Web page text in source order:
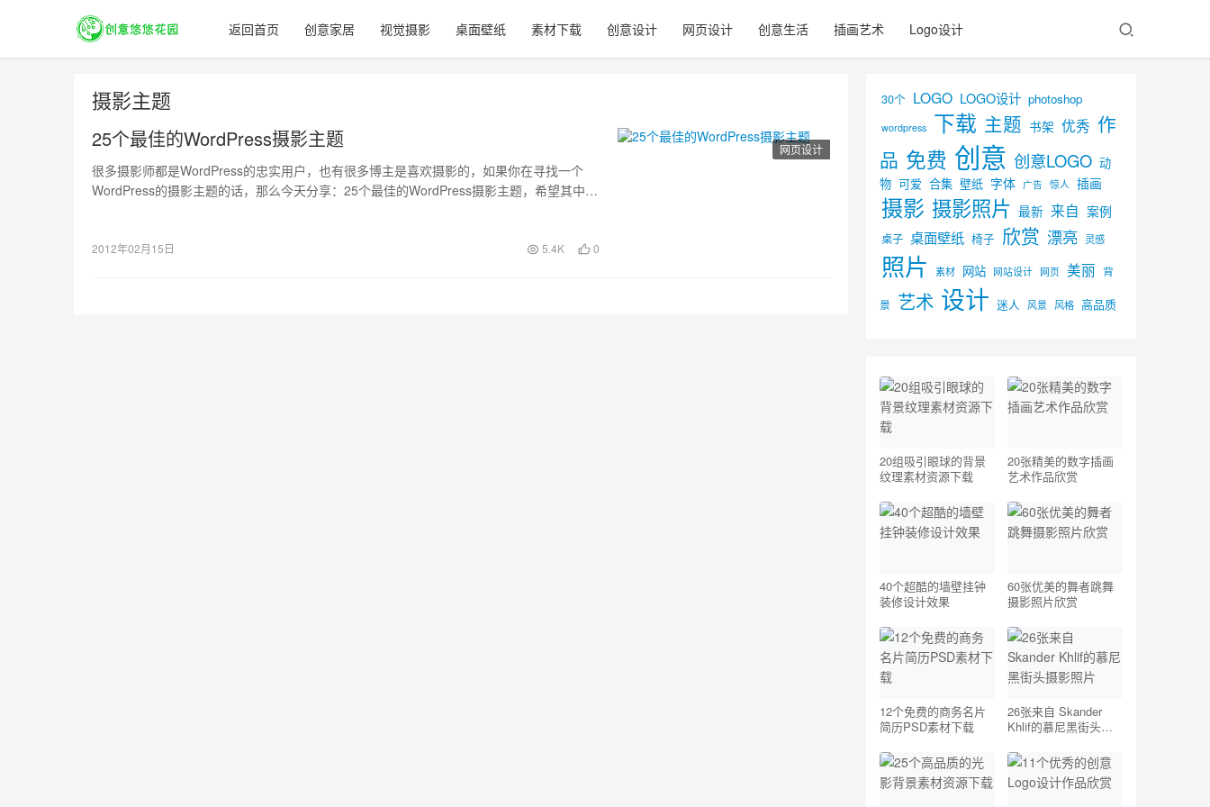
返回首页 创意家居 视觉摄影 桌面壁纸 素材下载 创意设计 网页设计 创意生活 插画艺术 Logo设计
摄影主题
网页设计
25个最佳的WordPress摄影主题
很多摄影师都是WordPress的忠实用户，也有很多博主是喜欢摄影的，如果你在寻找一个
WordPress的摄影主题的话，那么今天分享：25个最佳的WordPress摄影主题，希望其中有
2012年02月15日 5.4K 0
30个 LOGO LOGO设计 photoshop
wordpress 下载 主题 书架 优秀 作
品 免费 创意 创意LOGO 动
物 可爱 合集 壁纸 字体 广告 惊人 插画
摄影 摄影照片 最新 来自 案例
桌子 桌面壁纸 椅子 欣赏 漂亮 灵感
照片 素材 网站 网站设计 网页 美丽 背
景 艺术 设计 迷人 风景 风格 高品质
20组吸引眼球的背景
纹理素材资源下载
20张精美的数字插画
艺术作品欣赏
40个超酷的墙壁挂钟
装修设计效果
60张优美的舞者跳舞
摄影照片欣赏
12个免费的商务名片
简历PSD素材下载
26张来自 Skander
Khlif的慕尼黑街头摄